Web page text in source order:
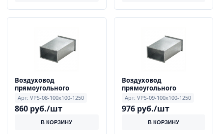
Воздуховод
прямоугольного
сечения 0.8 мм 100x100
мм, длиной 1250 мм
Арт: VPS-08-100x100-1250
860 руб./шт
В КОРЗИНУ
Воздуховод
прямоугольного
сечения 0.9 мм 100x100
мм, длиной 1250 мм
Арт: VPS-09-100x100-1250
976 руб./шт
В КОРЗИНУ